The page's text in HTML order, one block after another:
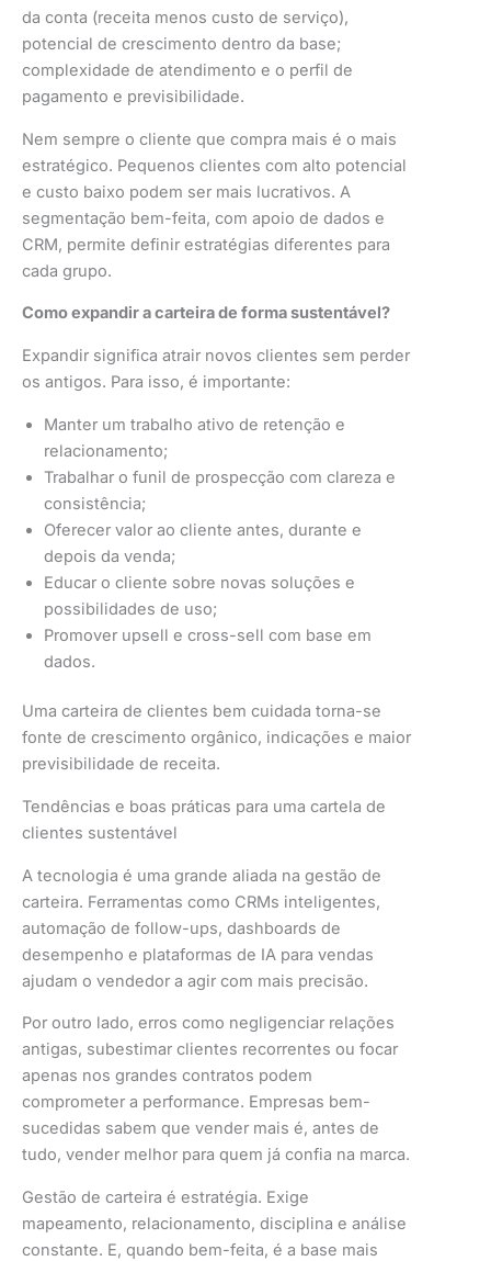
da conta (receita menos custo de serviço),
potencial de crescimento dentro da base;
complexidade de atendimento e o perfil de
pagamento e previsibilidade.
Nem sempre o cliente que compra mais é o mais
estratégico. Pequenos clientes com alto potencial
e custo baixo podem ser mais lucrativos. A
segmentação bem-feita, com apoio de dados e
CRM, permite definir estratégias diferentes para
cada grupo.
Como expandir a carteira de forma sustentável?
Expandir significa atrair novos clientes sem perder
os antigos. Para isso, é importante:
Manter um trabalho ativo de retenção e
relacionamento;
Trabalhar o funil de prospecção com clareza e
consistência;
Oferecer valor ao cliente antes, durante e
depois da venda;
Educar o cliente sobre novas soluções e
possibilidades de uso;
Promover upsell e cross-sell com base em
dados.
Uma carteira de clientes bem cuidada torna-se
fonte de crescimento orgânico, indicações e maior
previsibilidade de receita.
Tendências e boas práticas para uma cartela de
clientes sustentável
A tecnologia é uma grande aliada na gestão de
carteira. Ferramentas como CRMs inteligentes,
automação de follow-ups, dashboards de
desempenho e plataformas de IA para vendas
ajudam o vendedor a agir com mais precisão.
Por outro lado, erros como negligenciar relações
antigas, subestimar clientes recorrentes ou focar
apenas nos grandes contratos podem
comprometer a performance. Empresas bem-
sucedidas sabem que vender mais é, antes de
tudo, vender melhor para quem já confia na marca.
Gestão de carteira é estratégia. Exige
mapeamento, relacionamento, disciplina e análise
constante. E, quando bem-feita, é a base mais